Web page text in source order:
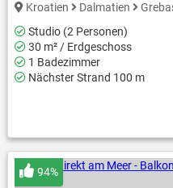
Kroatien Dalmatien
Studio (2 Personen)
30 m² / Erdgeschoss
1 Badezimmer
Nächster Strand 100 m
94%